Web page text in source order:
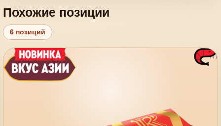
Похожие позиции
6 позиций